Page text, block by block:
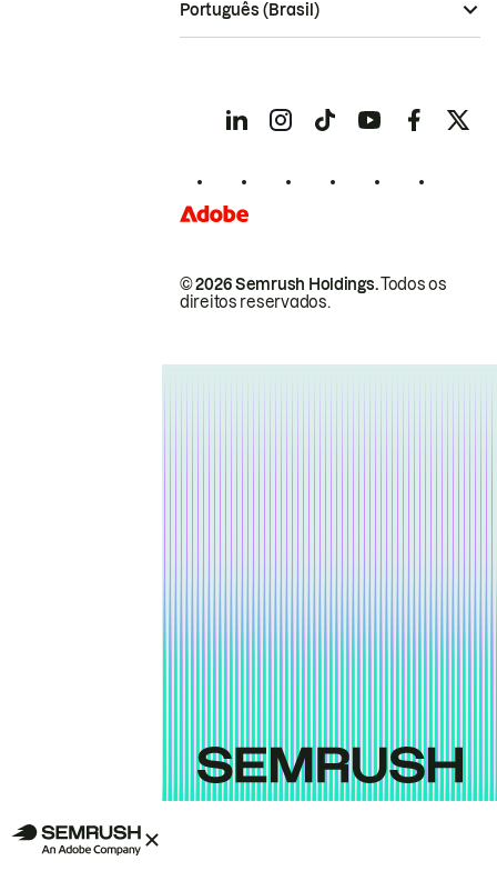
© 2026 Semrush Holdings.Todos os
direitos reservados.
Português (Brasil)